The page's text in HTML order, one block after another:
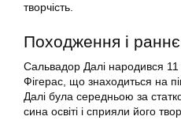
творчість.
Походження і
Сальвадор Далі народився 11
Фігерас, що знаходиться на
Далі була середньою за
сина освіті і сприяли його